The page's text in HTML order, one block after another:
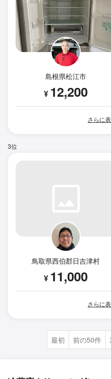
島根県松江市
¥ 12,200
さらに
3位
鳥取県西伯郡日吉津村
¥ 11,000
さらに
最初 前の50件